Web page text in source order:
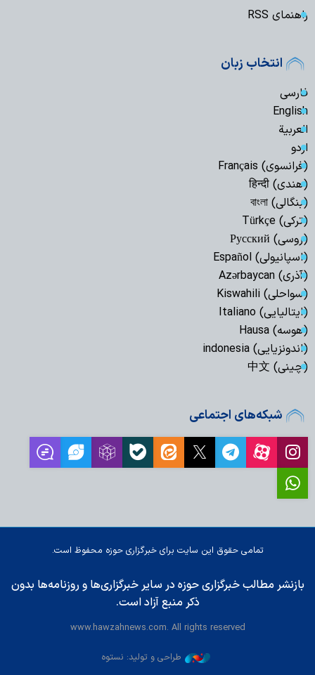
راهنمای RSS
انتخاب زبان
فارسی
English
العربیة
اردو
(فرانسوی) Français
(هندی) हिन्दी
(بنگالی) বাংলা
(ترکی) Türkçe
(روسی) Русский
(اسپانیولی) Español
(آذری) Azərbaycan
(سواحلی) Kiswahili
(ایتالیایی) Italiano
(هوسه) Hausa
(اندونزیایی) indonesia
(چینی) 中文
شبکه‌های اجتماعی
تمامی حقوق این سایت برای خبرگزاری حوزه محفوظ است.
بازنشر مطالب خبرگزاری حوزه در سایر خبرگزاری‌ها و روزنامه‌ها بدون
ذکر منبع آزاد است.
www.hawzahnews.com. All rights reserved
طراحی و تولید: نستوه